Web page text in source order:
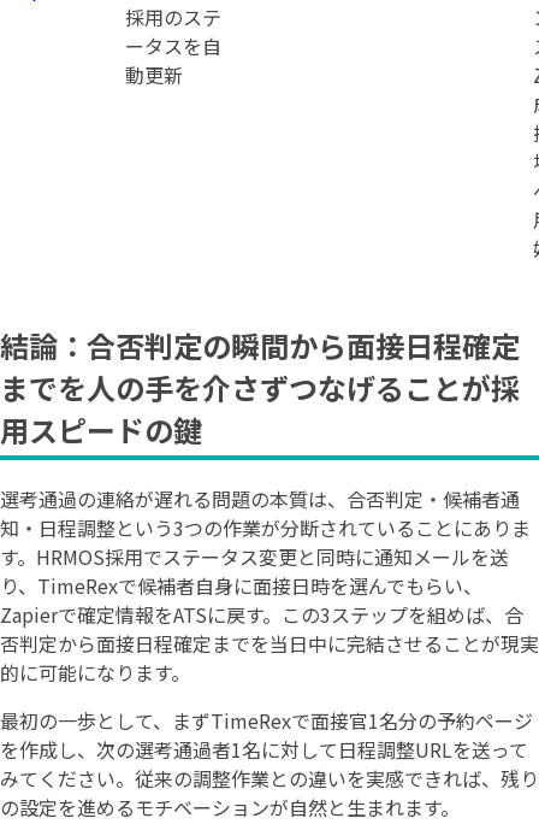
採用のステ
ータスを自
動更新
結論：合否判定の瞬間から面接日程確定
までを人の手を介さずつなげることが採
用スピードの鍵
選考通過の連絡が遅れる問題の本質は、合否判定・候補者通
知・日程調整という3つの作業が分断されていることにありま
す。HRMOS採用でステータス変更と同時に通知メールを送
り、TimeRexで候補者自身に面接日時を選んでもらい、
Zapierで確定情報をATSに戻す。この3ステップを組めば、合
否判定から面接日程確定までを当日中に完結させることが現実
的に可能になります。
最初の一歩として、まずTimeRexで面接官1名分の予約ページ
を作成し、次の選考通過者1名に対して日程調整URLを送って
みてください。従来の調整作業との違いを実感できれば、残り
の設定を進めるモチベーションが自然と生まれます。